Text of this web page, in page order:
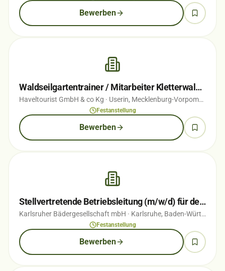
Bewerben
Waldseilgartentrainer / Mitarbeiter Kletterwald (m/w/d)
Haveltourist GmbH & co Kg · Userin, Mecklenburg-Vorpommern
Festanstellung
Bewerben
Stellvertretende Betriebsleitung (m/w/d) für den Campingplatz Durlach
Karlsruher Bädergesellschaft mbH · Karlsruhe, Baden-Württemberg
Festanstellung
Bewerben